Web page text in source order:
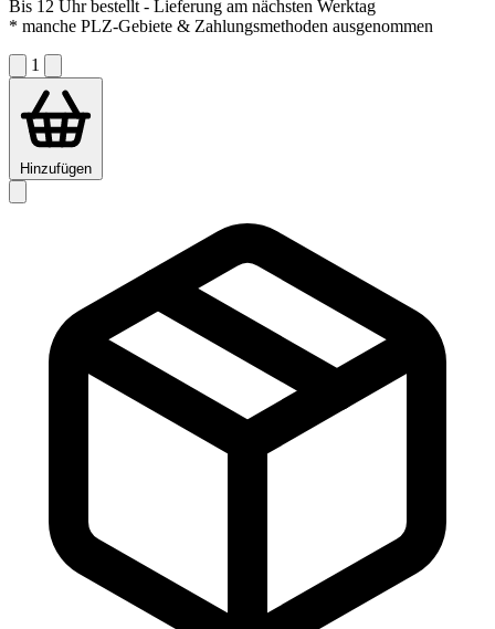
Bis 12 Uhr bestellt- Lieferung am nächsten Werktag
* manche PLZ-Gebiete & Zahlungsmethoden ausgenommen
1
Hinzufügen